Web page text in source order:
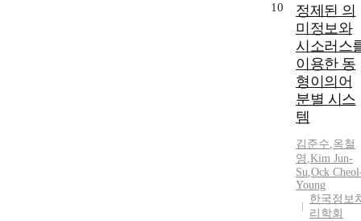
10
정제된 의
미정보와
시소러스
이용한 동
형이의어
분별 시스
템
김준수,옥철
영 ,Kim Jun-
Su,Ock
Young
한국정보
리학회